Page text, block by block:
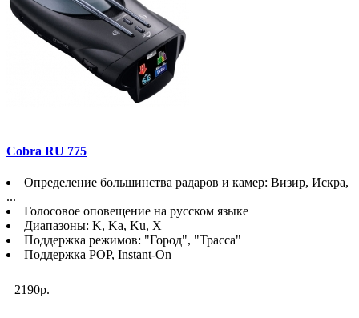
Cobra RU 775
Определение большинства радаров и камер: Визир, Искра,
...
Голосовое оповещение на русском языке
Диапазоны: K, Ka, Ku, X
Поддержка режимов: "Город", "Трасса"
Поддержка POP, Instant-On
2190р.